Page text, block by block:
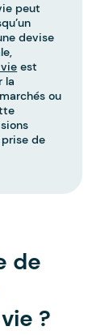
peut
devise
est
la
ou
de
de
?